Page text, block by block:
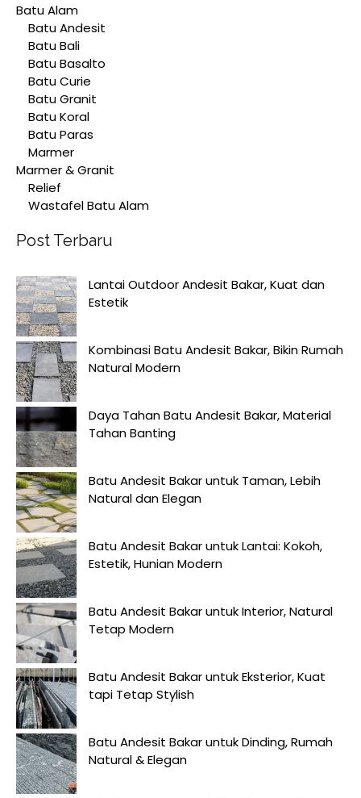
Batu Alam
Batu Andesit
Batu Bali
Batu Basalto
Batu Curie
Batu Granit
Batu Koral
Batu Paras
Marmer
Marmer & Granit
Relief
Wastafel Batu Alam
Post Terbaru
Lantai Outdoor Andesit Bakar, Kuat dan
Estetik
Kombinasi Batu Andesit Bakar, Bikin Rumah
Natural Modern
Daya Tahan Batu Andesit Bakar, Material
Tahan Banting
Batu Andesit Bakar untuk Taman, Lebih
Natural dan Elegan
Batu Andesit Bakar untuk Lantai: Kokoh,
Estetik, Hunian Modern
Batu Andesit Bakar untuk Interior, Natural
Tetap Modern
Batu Andesit Bakar untuk Eksterior, Kuat
tapi Tetap Stylish
Batu Andesit Bakar untuk Dinding, Rumah
Natural & Elegan